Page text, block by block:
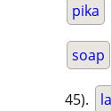
pika
soap
45).